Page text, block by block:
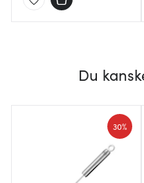
Du
30%